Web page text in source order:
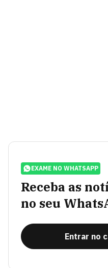
EXAME NO WHATSAPP
Receba as
no seu
Entrar no